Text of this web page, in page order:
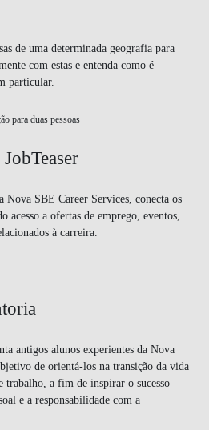
de uma determinada geografia para
com estas e entenda como é
particular.
Nova SBE Career Services, conecta os
acesso a ofertas de emprego, eventos,
à carreira.
antigos alunos experientes da Nova
de orientá-los na transição da vida
trabalho, a fim de inspirar o sucesso
e a responsabilidade com a